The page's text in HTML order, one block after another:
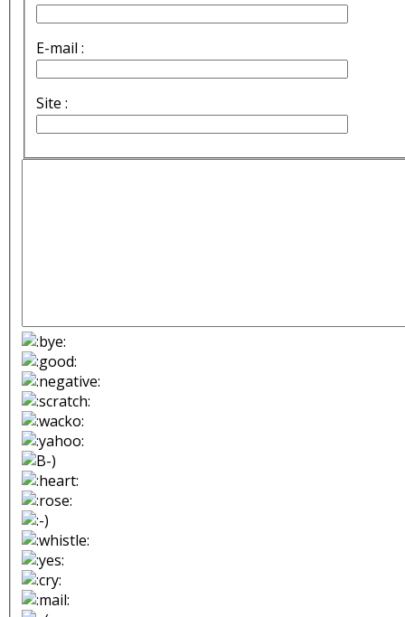
E-mail :
Site :